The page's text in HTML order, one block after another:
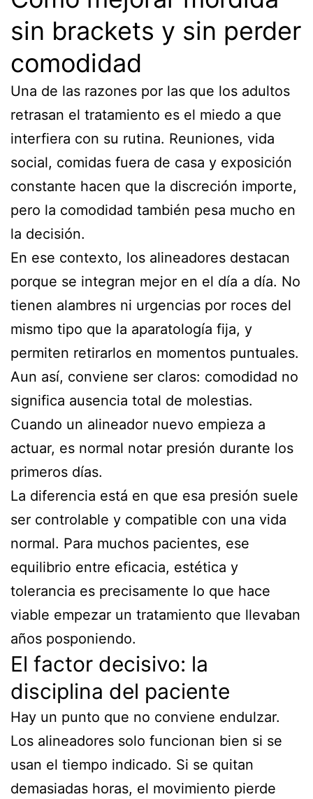
sin brackets y sin perder
comodidad
Una de las razones por las que los adultos
retrasan el tratamiento es el miedo a que
interfiera con su rutina. Reuniones, vida
social, comidas fuera de casa y exposición
constante hacen que la discreción importe,
pero la comodidad también pesa mucho en
la decisión.
En ese contexto, los alineadores destacan
porque se integran mejor en el día a día. No
tienen alambres ni urgencias por roces del
mismo tipo que la aparatología fija, y
permiten retirarlos en momentos puntuales.
Aun así, conviene ser claros: comodidad no
significa ausencia total de molestias.
Cuando un alineador nuevo empieza a
actuar, es normal notar presión durante los
primeros días.
La diferencia está en que esa presión suele
ser controlable y compatible con una vida
normal. Para muchos pacientes, ese
equilibrio entre eficacia, estética y
tolerancia es precisamente lo que hace
viable empezar un tratamiento que llevaban
años posponiendo.
El factor decisivo: la
disciplina del paciente
Hay un punto que no conviene endulzar.
Los alineadores solo funcionan bien si se
usan el tiempo indicado. Si se quitan
demasiadas horas, el movimiento pierde